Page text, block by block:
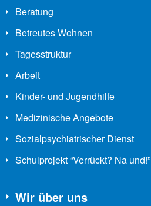
Beratung
Betreutes Wohnen
Tagesstruktur
Arbeit
Kinder- und Jugendhilfe
Medizinische Angebote
Sozialpsychiatrischer Dienst
Schulprojekt “Verrückt? Na und!”
Wir über uns